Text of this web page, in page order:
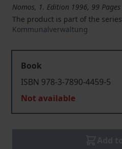
Nomos, 1. Edition 1996, 99 Pages
The product is part of the series
Kommunalverwaltung
Book
ISBN 978-3-7890-4459-5
Not available